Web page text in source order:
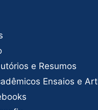
e Resumos
Ensaios e